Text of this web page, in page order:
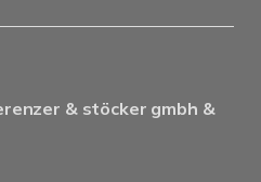
& stöcker gmbh &